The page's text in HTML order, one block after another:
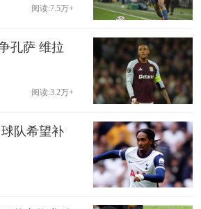
阅读:7.5万+
孔萨 维拉
阅读:3.2万+
队希望补